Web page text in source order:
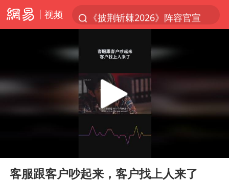
视频
《披荆斩棘2026》阵容官宣
2025年小学教师减少13.19万
以军士兵把枪口对准中国记者
上门女婿出轨女邻居多年被判重婚罪
韩军前线部队连曝丑闻
《龙餐馆》 冲奖
Play
客服跟客户吵起来，客户找上人来了